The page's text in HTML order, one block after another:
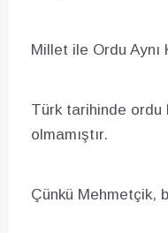
Millet ile Ordu Aynı
Türk tarihinde ordu
olmamıştır.
Çünkü Mehmetçik,